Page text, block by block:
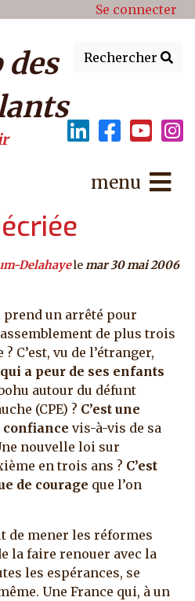
de Se connecter
Rechercher
des
menu
Delahayelemar 30 mai 2006
prend un arrêté pour
de plus trois
C’est, vu de l’étranger,
a peur de ses enfants
autour du défunt
(CPE) ? C’est une
confiance vis-à-vis de sa
nouvelle loi sur
en trois ans ? C’est
de courage que l’on
de mener les réformes
la faire renouer avec la
les espérances, se
Une France qui, à un